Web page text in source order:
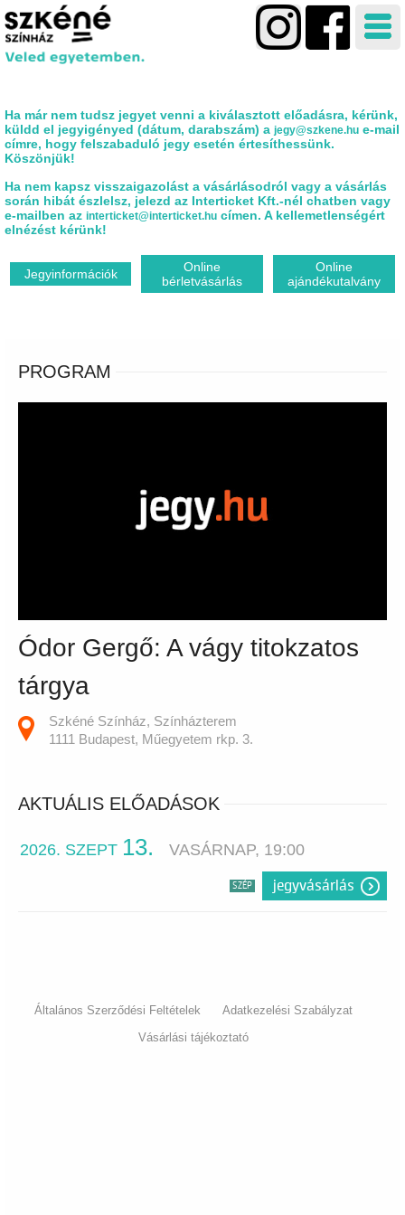
Ha már nem tudsz jegyet venni a kiválasztott előadásra, kérünk,
küldd el jegyigényed (dátum, darabszám) a jegy@szkene.hu e-mail
címre, hogy felszabaduló jegy esetén értesíthessünk.
Köszönjük!
Ha nem kapsz visszaigazolást a vásárlásodról vagy a vásárlás
során hibát észlelsz, jelezd az Interticket Kft.-nél chatben vagy
e-mailben az interticket@interticket.hu címen. A kellemetlenségért
elnézést kérünk!
Jegyinformációk
Online
bérletvásárlás
Online
ajándékutalvány